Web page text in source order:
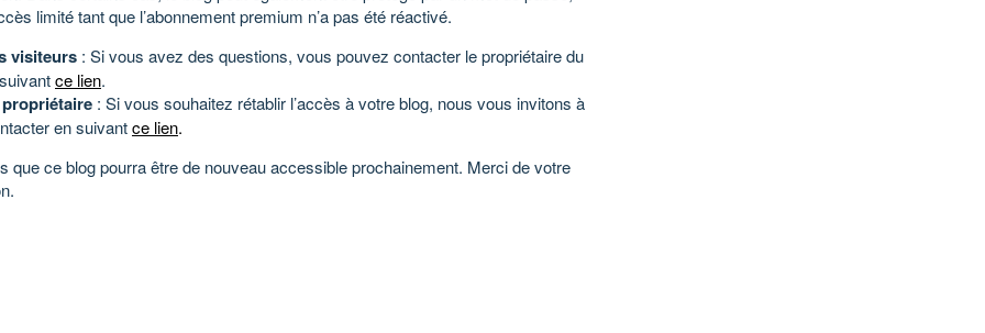
limité tant que l’abonnement premium n’a pas été réactivé.
visiteurs : Si vous avez des questions, vous pouvez contacter le propriétaire du
ce lien.
: Si vous souhaitez rétablir l’accès à votre blog, nous vous invitons à
en suivantce lien.
que ce blog pourra être de nouveau accessible prochainement. Merci de votre